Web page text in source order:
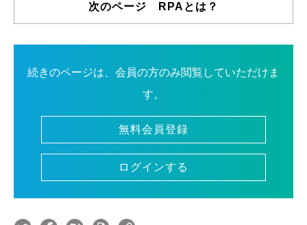
次のページ RPAとは？
続きのページは、会員の方のみ閲覧していただけま
す。
無料会員登録
ログインする